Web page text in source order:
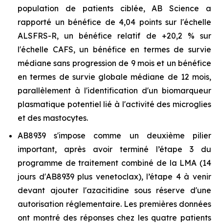
population de patients ciblée, AB Science a
rapporté un bénéfice de 4,04 points sur l'échelle
ALSFRS-R, un bénéfice relatif de +20,2 % sur
l'échelle CAFS, un bénéfice en termes de survie
médiane sans progression de 9 mois et un bénéfice
en termes de survie globale médiane de 12 mois,
parallèlement à l'identification d'un biomarqueur
plasmatique potentiel lié à l'activité des microglies
et des mastocytes.
AB8939 s'impose comme un deuxième pilier
important, après avoir terminé l’étape 3 du
programme de traitement combiné de la LMA (14
jours d'AB8939 plus venetoclax), l’étape 4 à venir
devant ajouter l'azacitidine sous réserve d'une
autorisation réglementaire. Les premières données
ont montré des réponses chez les quatre patients